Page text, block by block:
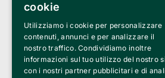
Clappit è un marchio di proprietà di:
Bemils Srl
a Socio Unico
Via Fosse Ardeatine, 4 -20092 Cinisello Balsamo
PI 05589050961
Iscr. C.C.I.A.A. Milano R.E.A. 1833471
cookie
Utilizziamo i cookie per personalizzare
contenuti, annunci e per analizzare il
nostro traffico. Condividiamo inoltre
informazioni sul tuo utilizzo del nostro
con i nostri partner pubblicitari e di